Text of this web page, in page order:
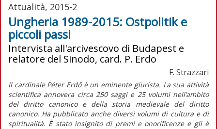
Attualità, 2015-2
Ungheria 1989-2015: Ostpolitik e
piccoli passi
Intervista all'arcivescovo di Budapest e
relatore del Sinodo, card. P. Erdo
F. Strazzari
Il cardinale Péter Erdő è un eminente giurista. La sua attività
scientifica annovera circa 250 saggi e 25 volumi nell’ambito
del diritto canonico e della storia medievale del diritto
canonico. Ha pubblicato anche diversi volumi di cultura e di
spiritualità. È stato insignito di premi e onorificenze e gli è